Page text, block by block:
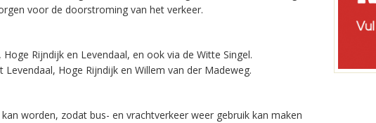
voor de doorstroming van het verkeer.
Rijndijk en Levendaal, en ook via de Witte Singel.
Hoge Rijndijk en Willem van der Madeweg.
worden, zodat bus- en vrachtverkeer weer gebruik kan maken